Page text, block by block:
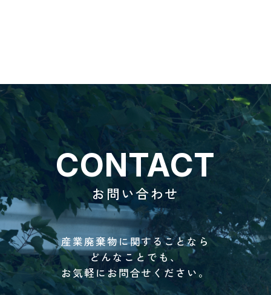
CONTACT
お問い合わせ
産業廃棄物に関することなら
どんなことでも、
お気軽にお問合せください。